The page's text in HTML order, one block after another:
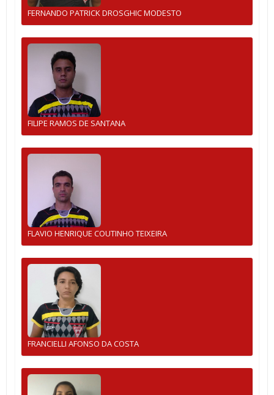
FERNANDO PATRICK DROSGHIC MODESTO
FILIPE RAMOS DE SANTANA
FLAVIO HENRIQUE COUTINHO TEIXEIRA
FRANCIELLI AFONSO DA COSTA